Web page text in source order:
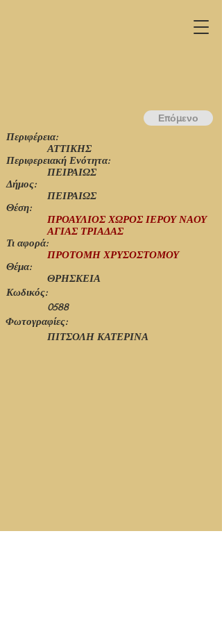
Περιφέρεια:
ΠΕΙΡΑΙΩΣ
ΑΤΤΙΚΗΣ
Περιφερειακή Ενότητα:
ΠΕΙΡΑΙΩΣ
Δήμος:
Θέση:
ΠΡΟΑΥΛΙΟΣ ΧΩΡΟΣ ΙΕΡΟΥ ΝΑΟΥ
ΑΓΙΑΣ ΤΡΙΑΔΑΣ
Τι αφορά:
ΠΡΟΤΟΜΗ ΧΡΥΣΟΣΤΟΜΟΥ
Θέμα:
ΘΡΗΣΚΕΙΑ
Φωτογραφίες:
ΠΙΤΣΟΛΗ ΚΑΤΕΡΙΝΑ
Κωδικός:
0588
Επόμενο